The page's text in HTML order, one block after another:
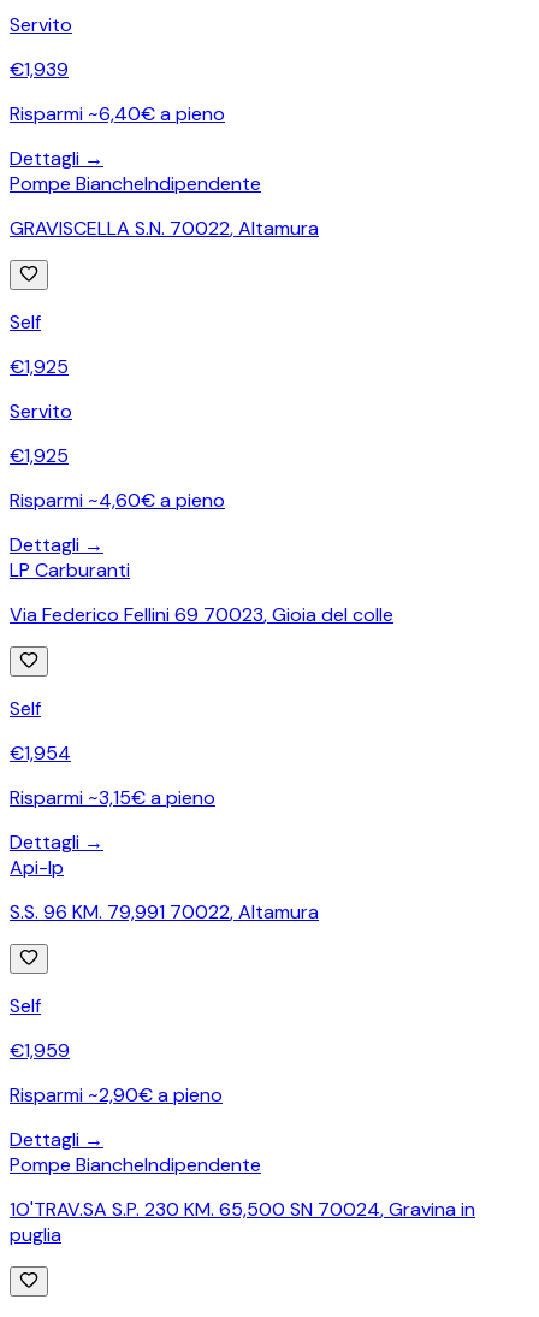
Servito
€1,939
Risparmi ~6,40€ a pieno
Dettagli →
Pompe BiancheIndipendente
GRAVISCELLA S.N. 70022,Altamura
Self
€1,925
Servito
€1,925
Risparmi ~4,60€ a pieno
Dettagli →
LP Carburanti
Via Federico Fellini 69 70023,Gioia del colle
Self
€1,954
Risparmi ~3,15€ a pieno
Dettagli →
Api-Ip
S.S. 96 KM. 79,991 70022,Altamura
Self
€1,959
Risparmi ~2,90€ a pieno
Dettagli →
Pompe BiancheIndipendente
1O'TRAV.SA S.P. 230 KM. 65,500 SN 70024,Gravina in
puglia